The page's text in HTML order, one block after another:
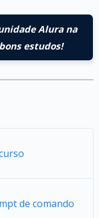
Alura na
estudos!
de comando